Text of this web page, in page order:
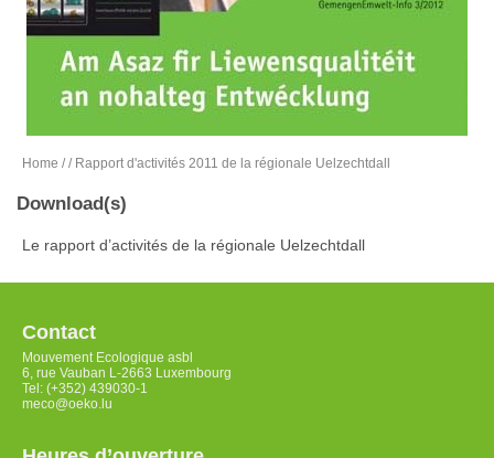
Home // Rapport d'activités 2011 de la régionale Uelzechtdall
Download(s)
Le rapport d’activités de la régionale Uelzechtdall
Contact
Mouvement Ecologique asbl
6, rue Vauban L-2663 Luxembourg
Tel: (+352) 439030-1
meco@oeko.lu